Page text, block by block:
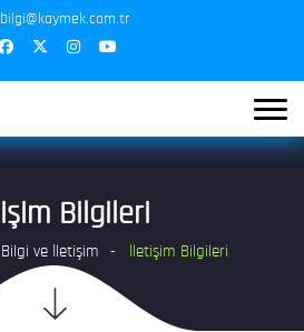
bilgi@kaymek.com.tr
Bilgileri
Bilgi ve İletişim İletişim Bilgileri